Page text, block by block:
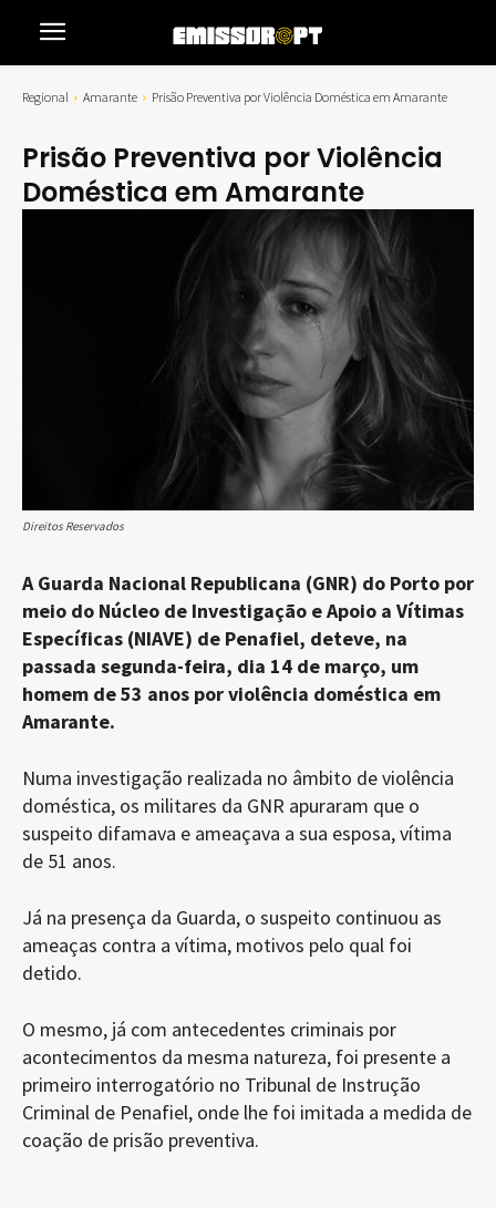
Regional Amarante Prisão Preventiva por Violência Doméstica em Amarante
Prisão Preventiva por Violência
Doméstica em Amarante
Direitos Reservados
A Guarda Nacional Republicana (GNR) do Porto por
meio do Núcleo de Investigação e Apoio a Vítimas
Específicas (NIAVE) de Penafiel, deteve, na
passada segunda-feira, dia 14 de março, um
homem de 53 anos por violência doméstica em
Amarante.
Numa investigação realizada no âmbito de violência
doméstica, os militares da GNR apuraram que o
suspeito difamava e ameaçava a sua esposa, vítima
de 51 anos.
Já na presença da Guarda, o suspeito continuou as
ameaças contra a vítima, motivos pelo qual foi
detido.
O mesmo, já com antecedentes criminais por
acontecimentos da mesma natureza, foi presente a
primeiro interrogatório no Tribunal de Instrução
Criminal de Penafiel, onde lhe foi imitada a medida de
coação de prisão preventiva.